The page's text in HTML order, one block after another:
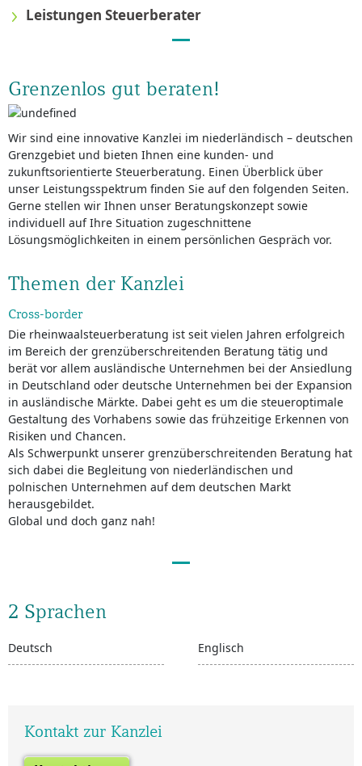
Leistungen Steuerberater
Grenzenlos gut beraten!
Wir sind eine innovative Kanzlei im niederländisch – deutschen
Grenzgebiet und bieten Ihnen eine kunden- und
zukunftsorientierte Steuerberatung. Einen Überblick über
unser Leistungsspektrum finden Sie auf den folgenden Seiten.
Gerne stellen wir Ihnen unser Beratungskonzept sowie
individuell auf Ihre Situation zugeschnittene
Lösungsmöglichkeiten in einem persönlichen Gespräch vor.
Themen der Kanzlei
Cross-border
Die rheinwaalsteuerberatung ist seit vielen Jahren erfolgreich
im Bereich der grenzüberschreitenden Beratung tätig und
berät vor allem ausländische Unternehmen bei der Ansiedlung
in Deutschland oder deutsche Unternehmen bei der Expansion
in ausländische Märkte. Dabei geht es um die steueroptimale
Gestaltung des Vorhabens sowie das frühzeitige Erkennen von
Risiken und Chancen.
Als Schwerpunkt unserer grenzüberschreitenden Beratung hat
sich dabei die Begleitung von niederländischen und
polnischen Unternehmen auf dem deutschen Markt
herausgebildet.
Global und doch ganz nah!
2 Sprachen
Deutsch Englisch
Kontakt zur Kanzlei